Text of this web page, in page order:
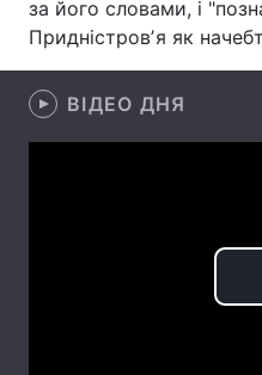
Відео з Youtube
Інтерв'ю
Архів
за його словами, і
Придністровʼя як
ВІДЕО ДНЯ